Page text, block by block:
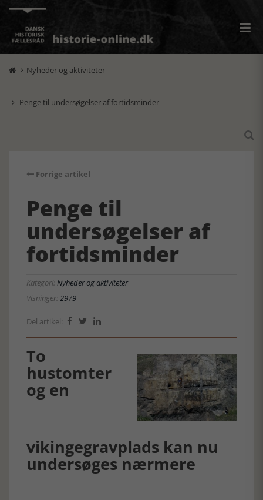
 Nyheder og aktiviteter
 Penge til undersøgelser af fortidsminder

Forrige artikel
Penge til
undersøgelser af
fortidsminder
Kategori:Nyheder og aktiviteter
Visninger:2979
Del artikel:   
To
hustomter
og en
vikingegravplads kan nu
undersøges nærmere